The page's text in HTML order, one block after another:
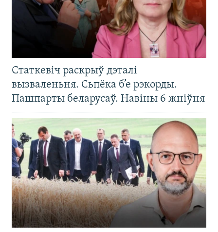
Статкевіч раскрыў дэталі
вызваленьня. Сьпёка б’е рэкорды.
Пашпарты беларусаў. Навіны 6 жніўня